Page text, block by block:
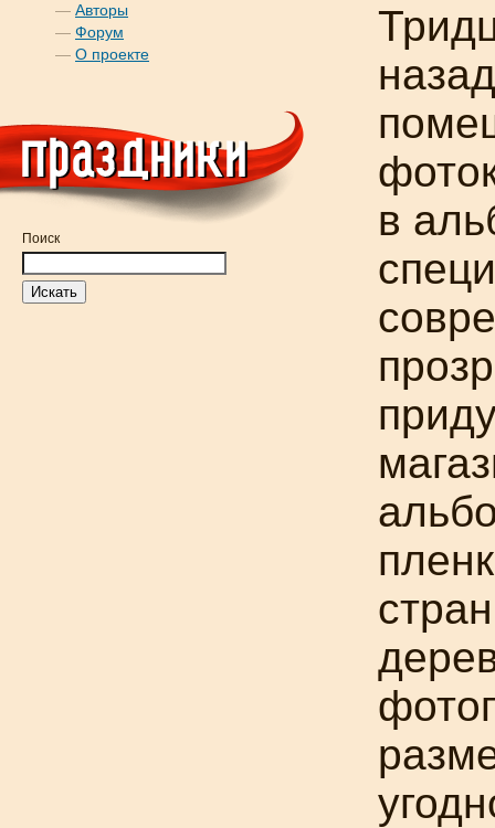
— Авторы
— Форум
— О проекте
Поиск
в